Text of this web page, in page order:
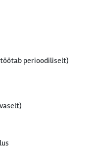
perioodiliselt)